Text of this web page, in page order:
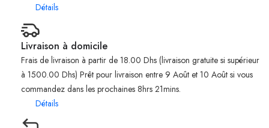
Détails
Livraison à domicile
Frais de livraison à partir de 18.00 Dhs (livraison gratuite si supérieur
à 1500.00 Dhs) Prêt pour livraison entre 9 Août et 10 Août si vous
commandez dans les prochaines 8hrs 21mins.
Détails